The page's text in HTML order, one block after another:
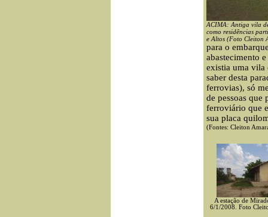
ACIMA: Antiga vila
como residências
e Altos (Foto Cleiton
para o
abastecimento
existia uma vila
saber desta
ferrovias), só
de pessoas que
ferroviário que
sua placa
(Fontes: Cleiton
A estação de
6/1/2008. Foto